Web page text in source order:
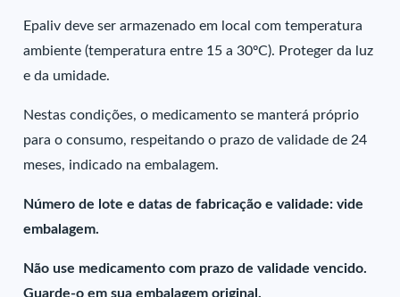
Epaliv deve ser armazenado em local com temperatura
ambiente (temperatura entre 15 a 30ºC). Proteger da luz
e da umidade.
Nestas condições, o medicamento se manterá próprio
para o consumo, respeitando o prazo de validade de 24
meses, indicado na embalagem.
Número de lote e datas de fabricação e validade: vide
embalagem.
Não use medicamento com prazo de validade vencido.
Guarde-o em sua embalagem original.